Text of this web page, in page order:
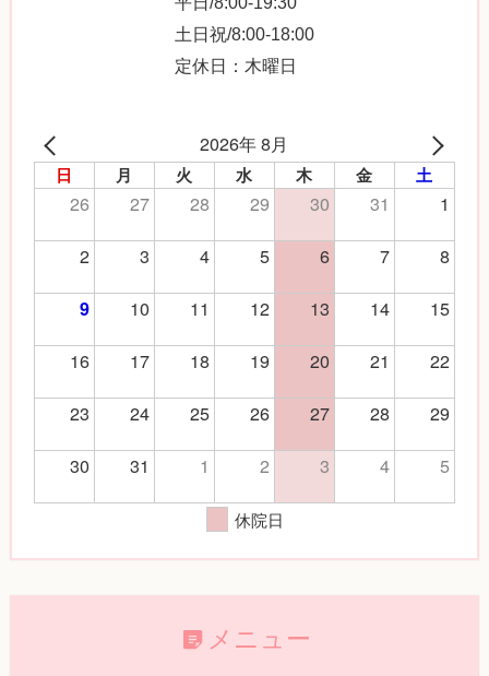
土日祝/8:00-18:00
定休日：木曜日
2026年 8月
日 月 火 水 木 金 土
26 27 28 29 30 31
1
2
3 4 5 6 7 8
9 10 11 12 13 14
15
16
17 18 19 20 21
22
23
24 25 26 27 28
29
30
31 1 2 3 4 5
休院日
メニュー